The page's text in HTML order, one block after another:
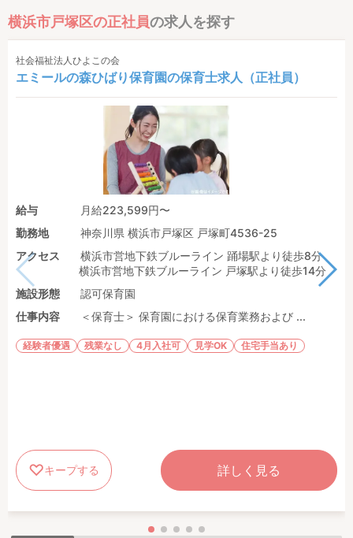
横浜市戸塚区の正社員の求人を探す
社会福祉法人ひよこの会
エミールの森ひばり保育園の保育士求人（正社員）
給与
月給223,599円〜
勤務地
神奈川県 横浜市戸塚区 戸塚町4536-25
アクセス
横浜市営地下鉄ブルーライン 踊場駅より徒歩8分
横浜市営地下鉄ブルーライン 戸塚駅より徒歩14分
施設形態
認可保育園
仕事内容
＜保育士＞ 保育園における保育業務および ...
経験者優遇 残業なし 4月入社可 見学OK 住宅手当あり
キープする 詳しく見る